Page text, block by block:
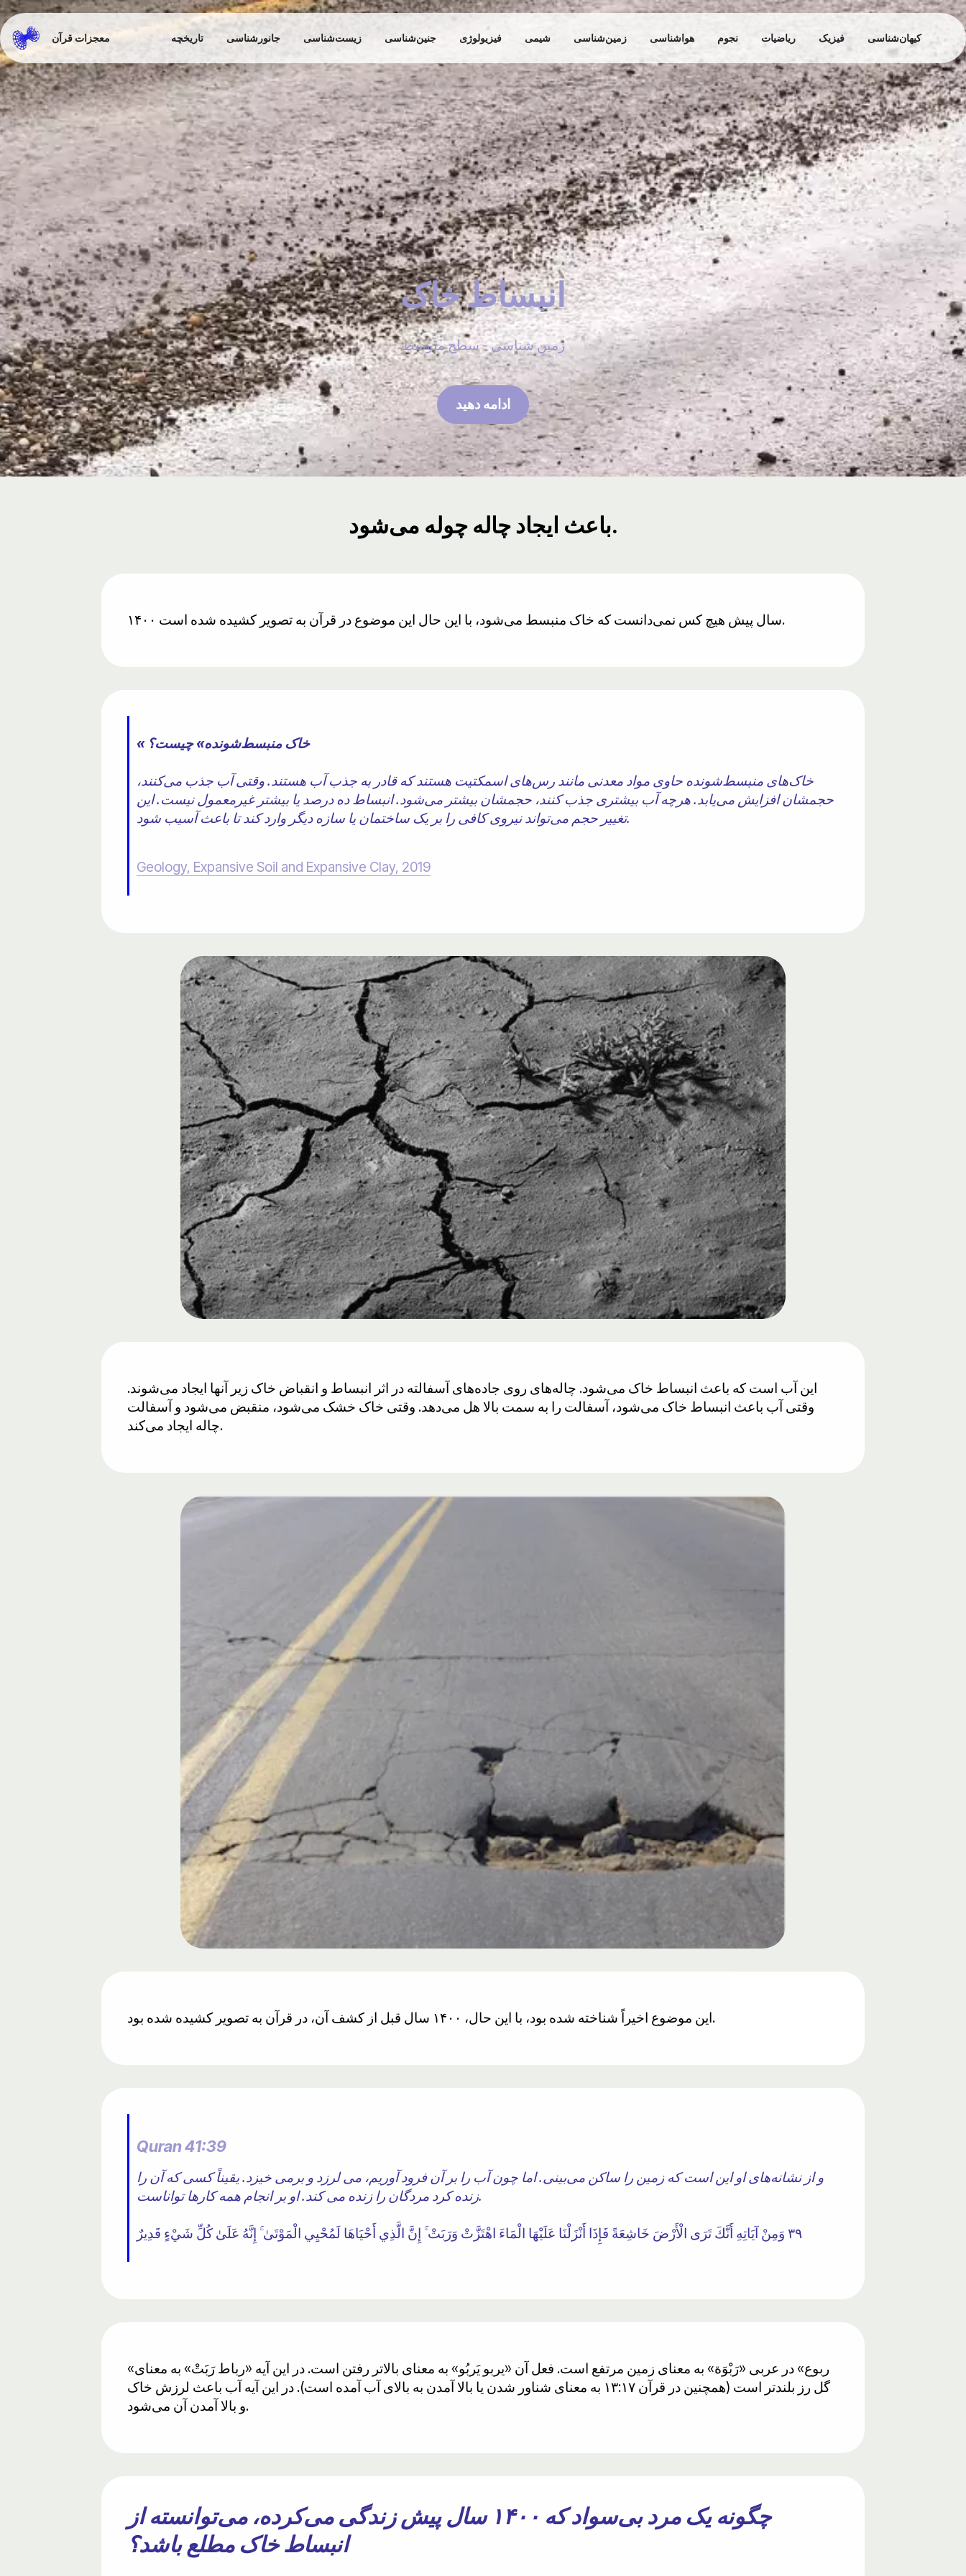
معجزات قرآن تاریخچه جانورشناسی زیست‌شناسی جنین‌شناسی فیزیولوژی شیمی زمین‌شناسی هواشناسی نجوم ریاضیات فیزیک کیهان‌شناسی
انبساط خاک
زمین شناسی - سطح متوسط
ادامه دهید
باعث ایجاد چاله چوله می‌شود.
۱۴۰۰ سال پیش هیچ کس نمی‌دانست که خاک منبسط می‌شود، با این حال این موضوع در قرآن به تصویر کشیده شده است.
« خاک منبسط‌شونده» چیست؟
خاک‌های منبسط‌شونده حاوی مواد معدنی مانند رس‌های اسمکتیت هستند که قادر به جذب آب هستند. وقتی آب جذب می‌کنند،
حجمشان افزایش می‌یابد. هرچه آب بیشتری جذب کنند، حجمشان بیشتر می‌شود. انبساط ده درصد یا بیشتر غیرمعمول نیست. این
تغییر حجم می‌تواند نیروی کافی را بر یک ساختمان یا سازه دیگر وارد کند تا باعث آسیب شود.
Geology, Expansive Soil and Expansive Clay, 2019
این آب است که باعث انبساط خاک می‌شود. چاله‌های روی جاده‌های آسفالته در اثر انبساط و انقباض خاک زیر آنها ایجاد می‌شوند.
وقتی آب باعث انبساط خاک می‌شود، آسفالت را به سمت بالا هل می‌دهد. وقتی خاک خشک می‌شود، منقبض می‌شود و آسفالت
چاله ایجاد می‌کند.
این موضوع اخیراً شناخته شده بود، با این حال، ۱۴۰۰ سال قبل از کشف آن، در قرآن به تصویر کشیده شده بود.
Quran 41:39
و از نشانه‌های او این است که زمین را ساکن می‌بینی. اما چون آب را بر آن فرود آوریم، می لرزد و برمی خیزد. یقیناً کسی که آن را
زنده کرد مردگان را زنده می کند. او بر انجام همه کارها تواناست.
٣٩ وَمِنْ آيَاتِهِ أَنَّكَ تَرَى الْأَرْضَ خَاشِعَةً فَإِذَا أَنْزَلْنَا عَلَيْهَا الْمَاءَ اهْتَزَّتْ وَرَبَتْ ۚ إِنَّ الَّذِي أَحْيَاهَا لَمُحْيِي الْمَوْتَىٰ ۚ إِنَّهُ عَلَىٰ كُلِّ شَيْءٍ قَدِيرٌ
«ربوع» در عربی «رَبْوَة» به معنای زمین مرتفع است. فعل آن «یربو یَربُو» به معنای بالاتر رفتن است. در این آیه «رباط رَبَتْ» به معنای
گل رز بلندتر است (همچنین در قرآن ۱۳:۱۷ به معنای شناور شدن یا بالا آمدن به بالای آب آمده است). در این آیه آب باعث لرزش خاک
و بالا آمدن آن می‌شود.
چگونه یک مرد بی‌سواد که ۱۴۰۰ سال پیش زندگی می‌کرده، می‌توانسته از
انبساط خاک مطلع باشد؟